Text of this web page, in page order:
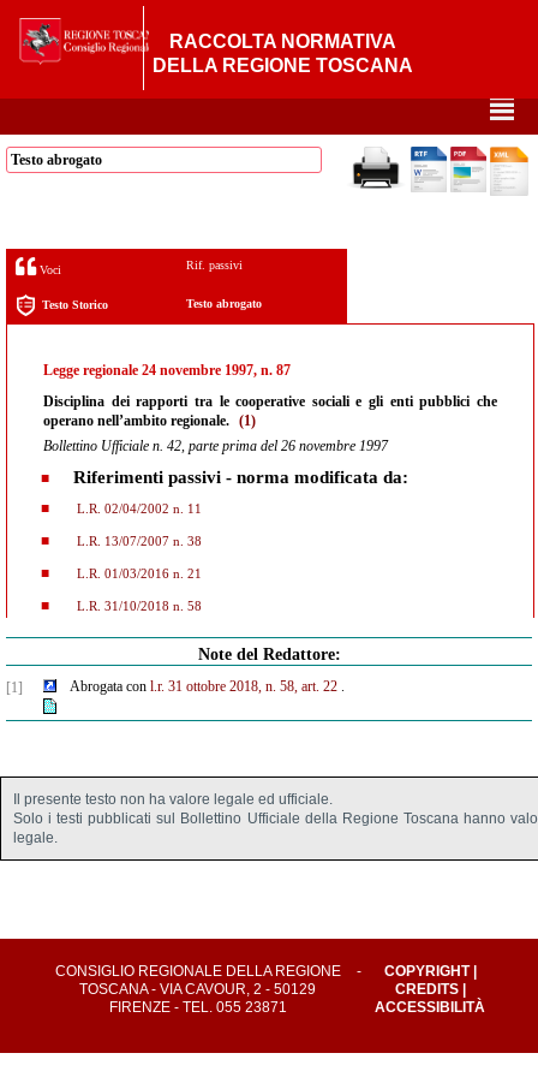
RACCOLTA NORMATIVA
DELLA REGIONE TOSCANA
²
Testo abrogato
Voci Rif. passivi
Testo Storico Testo abrogato
Legge regionale 24 novembre 1997, n. 87
Disciplina dei rapporti tra le cooperative sociali e gli enti pubblici che
operano nell’ambito regionale. (1)
Bollettino Ufficiale n. 42, parte prima del 26 novembre 1997
Riferimenti passivi - norma modificata da:
L.R. 02/04/2002 n. 11
L.R. 13/07/2007 n. 38
L.R. 01/03/2016 n. 21
L.R. 31/10/2018 n. 58
Note del Redattore:
[1] Abrogata con l.r. 31 ottobre 2018, n. 58, art. 22.
Il presente testo non ha valore legale ed ufficiale.
Solo i testi pubblicati sul Bollettino Ufficiale della Regione Toscana hanno
legale.
CONSIGLIO REGIONALE DELLA REGIONE
TOSCANA - VIA CAVOUR, 2 - 50129
FIRENZE - TEL. 055 23871
- COPYRIGHT|
CREDITS|
ACCESSIBILITÀ